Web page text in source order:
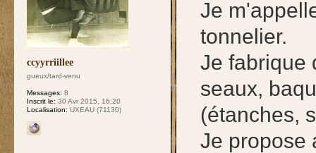
ccyyrriillee
gueux/tard-venu
Messages: 8
Inscrit le: 30 Avr 2015, 16:20
Localisation: UXEAU (71130)
Je
tonnelier.
Je fabrique
seaux,
(étanches,
Je propose